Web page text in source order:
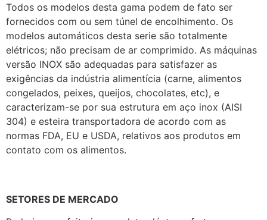
Todos os modelos desta gama podem de fato ser
fornecidos com ou sem túnel de encolhimento. Os
modelos automáticos desta serie são totalmente
elétricos; não precisam de ar comprimido. As máquinas
versão INOX são adequadas para satisfazer as
exigências da indústria alimentícia (carne, alimentos
congelados, peixes, queijos, chocolates, etc), e
caracterizam-se por sua estrutura em aço inox (AISI
304) e esteira transportadora de acordo com as
normas FDA, EU e USDA, relativos aos produtos em
contato com os alimentos.
SETORES DE MERCADO